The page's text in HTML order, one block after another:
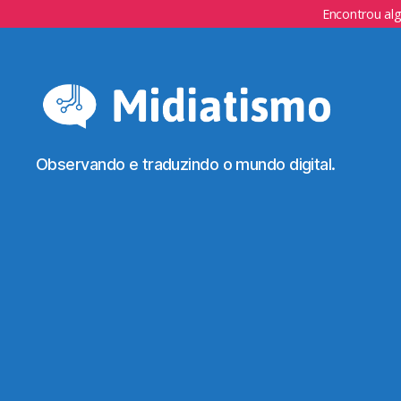
Encontrou
Observando e traduzindo o mundo digital.